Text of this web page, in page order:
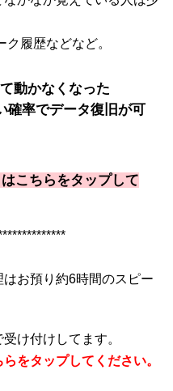
履歴などなど。
動かなくなった
確率でデータ復旧が可
こちらをタップして
お預り約6時間のスピー
け付けしてます。
をタップしてください。